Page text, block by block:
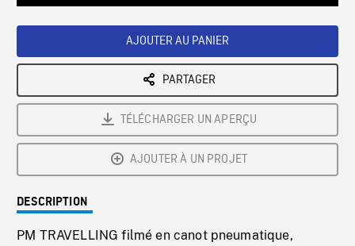
AJOUTER AU PANIER
PARTAGER
TÉLÉCHARGER UN APERÇU
AJOUTER À UN PROJET
DESCRIPTION
PM TRAVELLING filmé en canot pneumatique,